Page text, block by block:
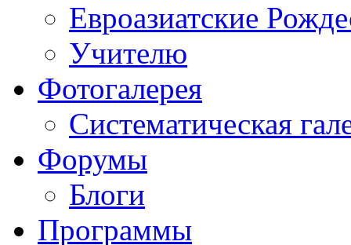
Евроазиатские
Учителю
Фотогалерея
Систематическая
Форумы
Блоги
Программы